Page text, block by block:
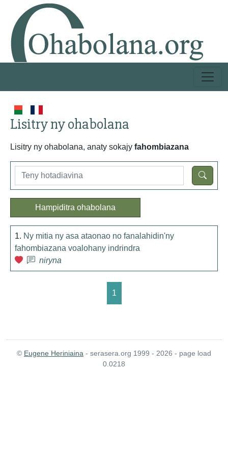
Lisitry ny ohabolana
Lisitry ny ohabolana, anaty sokajy fahombiazana
Hampiditra ohabolana
1. Ny mitia ny asa ataonao no fanalahidin'ny
fahombiazana voalohany indrindra
niryna
1
© Eugene Heriniaina - serasera.org 1999 - 2026 - page load
0.0218